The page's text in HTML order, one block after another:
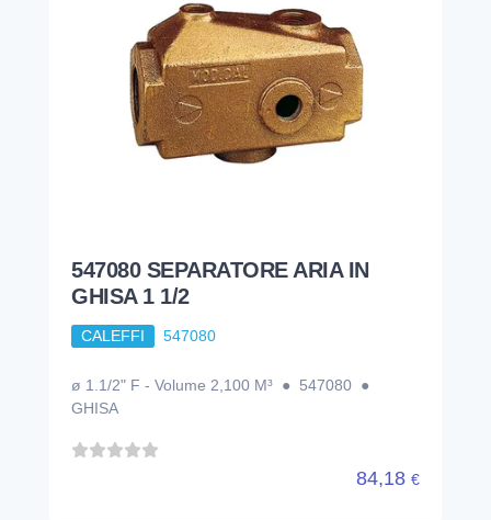
547080 SEPARATORE ARIA IN
GHISA 1 1/2
CALEFFI 547080
ø 1.1/2" F - Volume 2,100 M³ ● 547080 ●
GHISA
84,18 €